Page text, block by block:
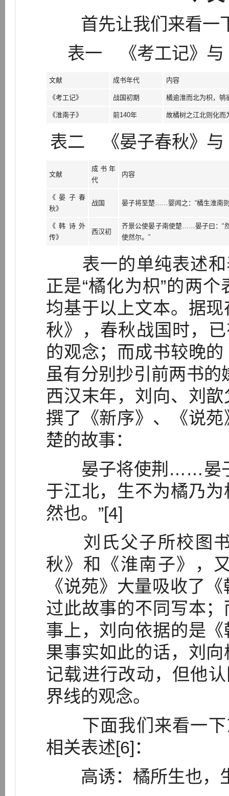
首先让我们来看一
表一 《考工记》与
文献 成书年代 内容
《考工记》 战国初期 橘逾淮而北为枳，鸲
《淮南子》 前140年 故橘树之江北则化而
表二 《晏子春秋》与
文献
成书年
代
内容
《晏子春
秋》
战国 晏子将至楚……婴闻之：“橘生淮南
《韩诗外
传》
西汉初
齐景公使晏子南使楚……晏子曰：“
使然尔。”
表一的单纯表述和
正是“橘化为枳”的两
均基于以上文本。据
秋》，春秋战国时，
的观念；而成书较晚
虽有分别抄引前两书的
西汉末年，刘向、刘
撰了《新序》、《说
楚的故事：
晏子将使荆……晏子
于江北，生不为橘乃
然也。”[4]
刘氏父子所校图书
秋》和《淮南子》，
《说苑》大量吸收了
过此故事的不同写本
事上，刘向依据的是
果事实如此的话，刘
记载进行改动，但他
界线的观念。
下面我们来看一下
相关表述[6]：
高诱：橘所生也，